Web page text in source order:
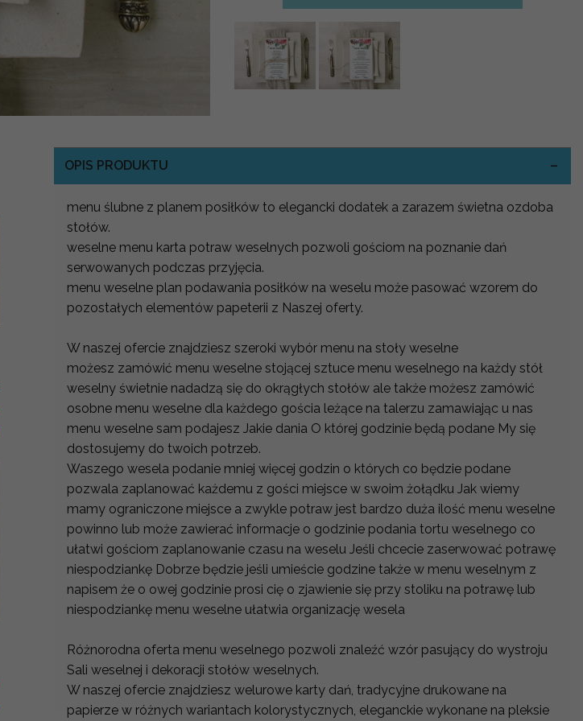
OPIS PRODUKTU
menu ślubne z planem posiłków to elegancki dodatek a zarazem świetna ozdoba
stołów.
weselne menu karta potraw weselnych pozwoli gościom na poznanie dań
serwowanych podczas przyjęcia.
menu weselne plan podawania posiłków na weselu może pasować wzorem do
pozostałych elementów papeterii z Naszej oferty.
W naszej ofercie znajdziesz szeroki wybór menu na stoły weselne
możesz zamówić menu weselne stojącej sztuce menu weselnego na każdy stół
weselny świetnie nadadzą się do okrągłych stołów ale także możesz zamówić
osobne menu weselne dla każdego gościa leżące na talerzu zamawiając u nas
menu weselne sam podajesz Jakie dania O której godzinie będą podane My się
dostosujemy do twoich potrzeb.
Waszego wesela podanie mniej więcej godzin o których co będzie podane
pozwala zaplanować każdemu z gości miejsce w swoim żołądku Jak wiemy
mamy ograniczone miejsce a zwykle potraw jest bardzo duża ilość menu weselne
powinno lub może zawierać informacje o godzinie podania tortu weselnego co
ułatwi gościom zaplanowanie czasu na weselu Jeśli chcecie zaserwować potrawę
niespodziankę Dobrze będzie jeśli umieście godzine także w menu weselnym z
napisem że o owej godzinie prosi cię o zjawienie się przy stoliku na potrawę lub
niespodziankę menu weselne ułatwia organizację wesela
Różnorodna oferta menu weselnego pozwoli znaleźć wzór pasujący do wystroju
Sali weselnej i dekoracji stołów weselnych.
W naszej ofercie znajdziesz welurowe karty dań, tradycyjne drukowane na
papierze w różnych wariantach kolorystycznych, eleganckie wykonane na pleksie